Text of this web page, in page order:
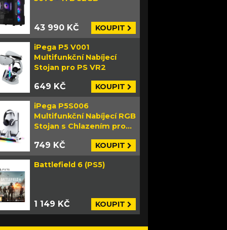
43 990 KČ KOUPIT
iPega P5 V001
Multifunkční Nabíjecí
Stojan pro PS VR2
649 KČ KOUPIT
iPega P5S006
Multifunkční Nabíjecí RGB
Stojan s Chlazením pro
749 KČ KOUPIT
Battlefield 6 (PS5)
1 149 KČ KOUPIT